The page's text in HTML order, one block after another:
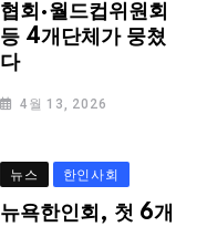
협회·월드컵위원회
등 4개단체가 뭉쳤
다
4월 13, 2026
뉴스 한인사회
뉴욕한인회, 첫 6개